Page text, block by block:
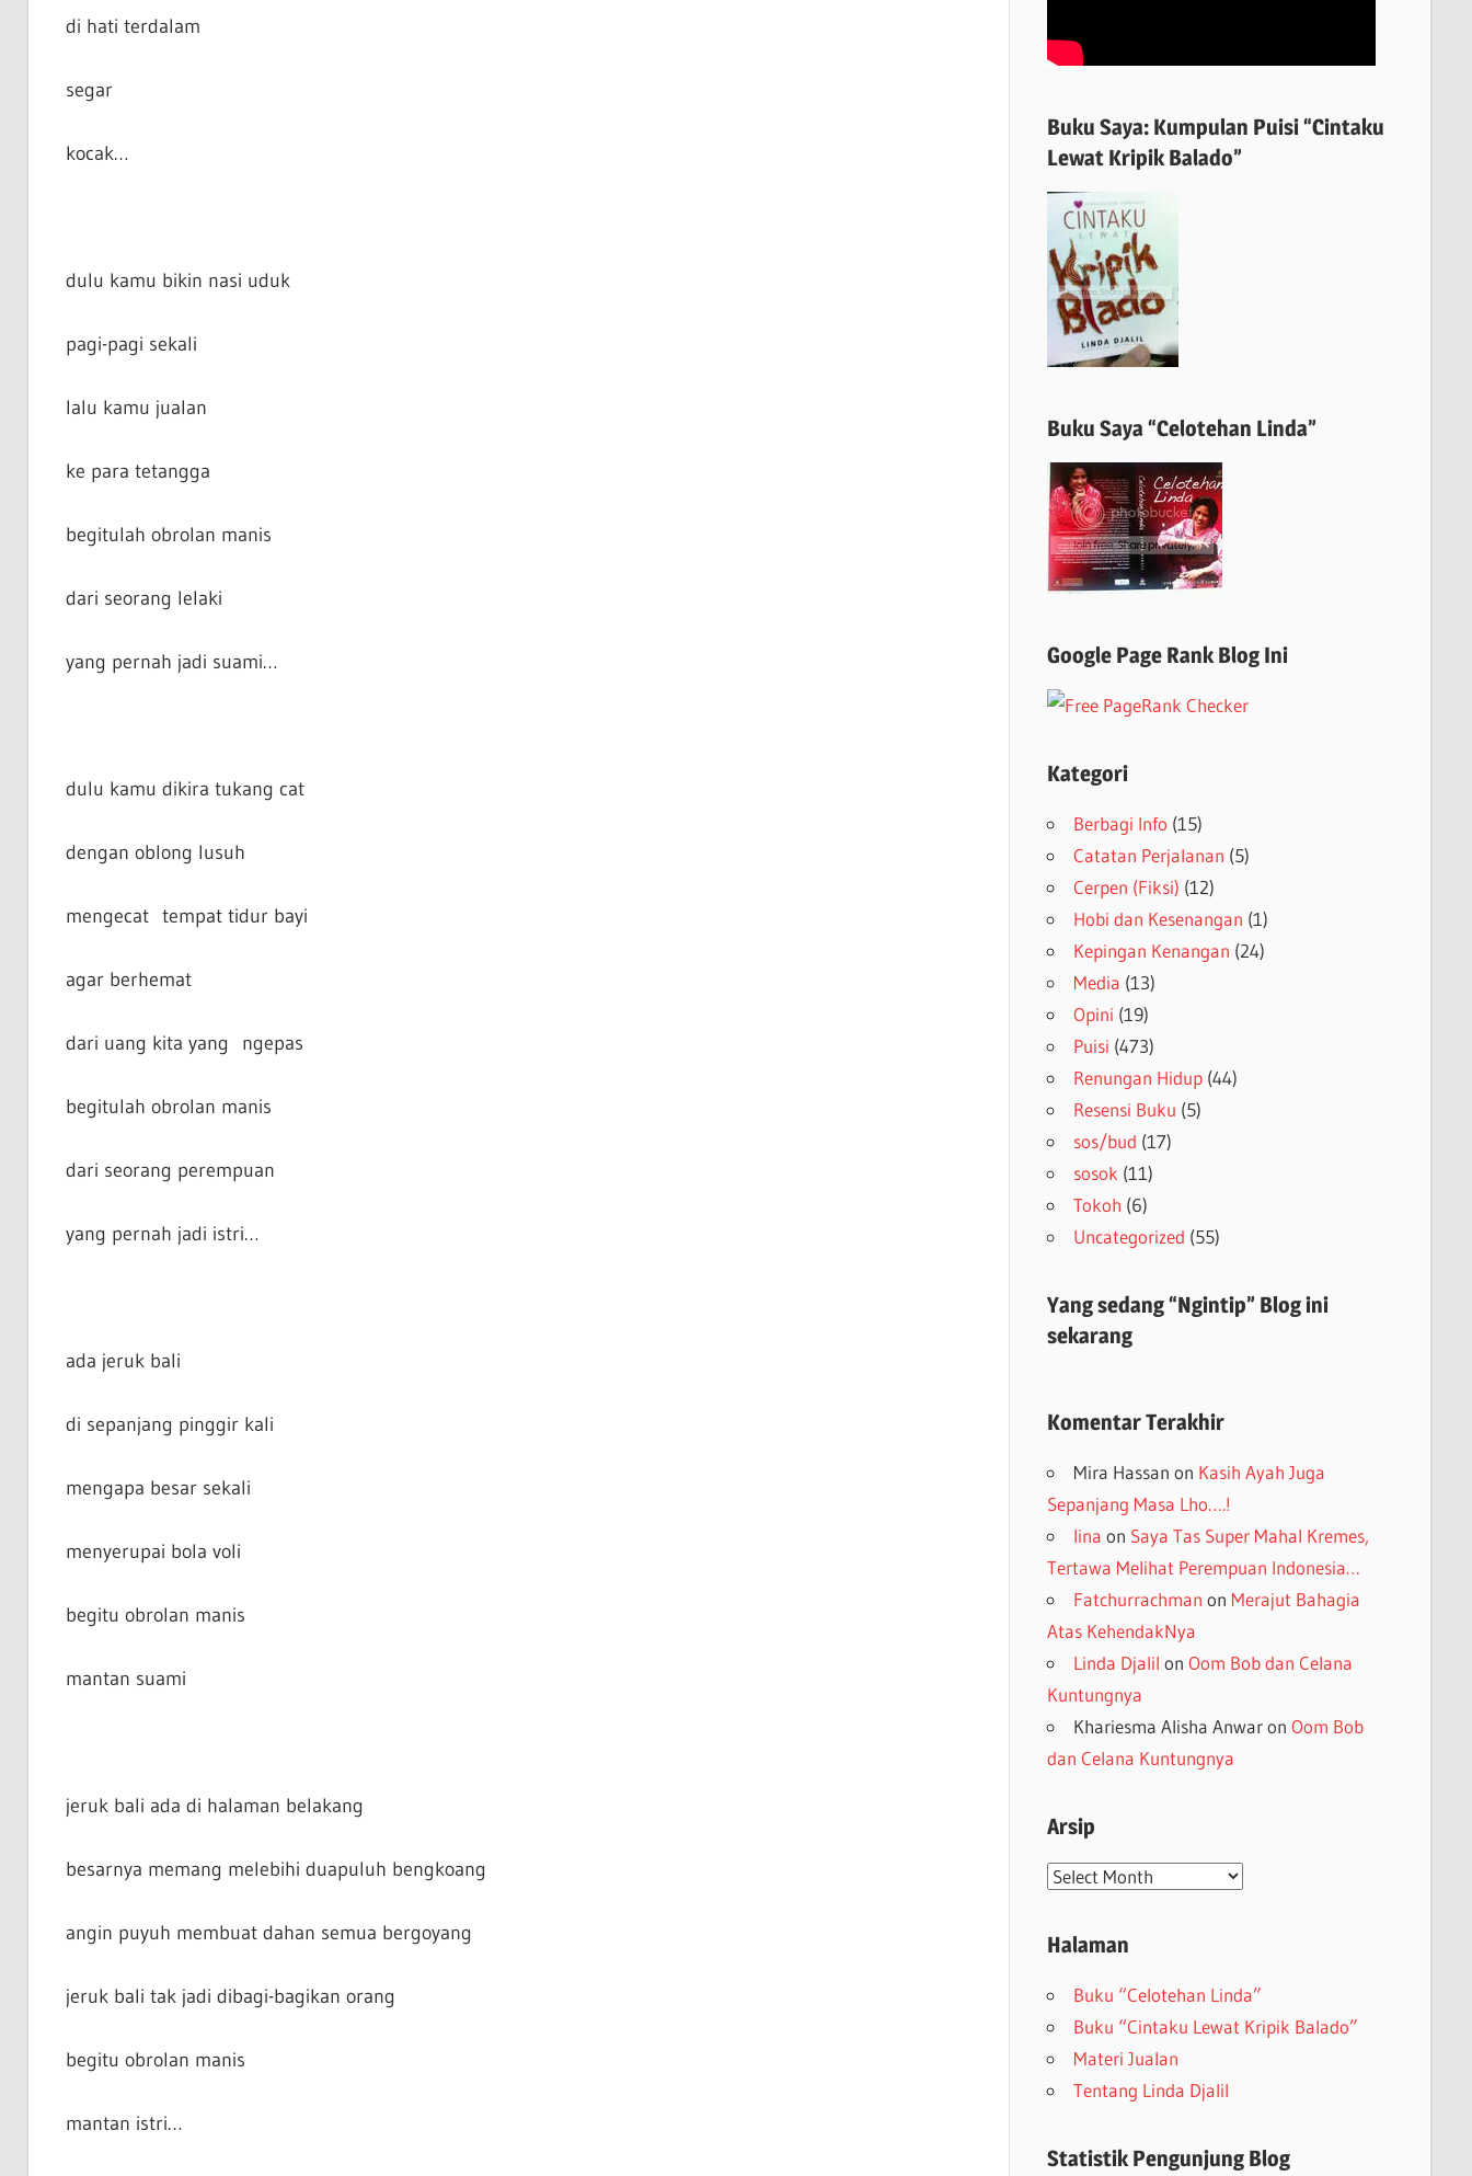
di hati terdalam
segar
kocak…
dulu kamu bikin nasi uduk
pagi-pagi sekali
lalu kamu jualan
ke para tetangga
begitulah obrolan manis
dari seorang lelaki
yang pernah jadi suami…
dulu kamu dikira tukang cat
dengan oblong lusuh
mengecat tempat tidur bayi
agar berhemat
dari uang kita yang ngepas
begitulah obrolan manis
dari seorang perempuan
yang pernah jadi istri…
ada jeruk bali
di sepanjang pinggir kali
mengapa besar sekali
menyerupai bola voli
begitu obrolan manis
mantan suami
jeruk bali ada di halaman belakang
besarnya memang melebihi duapuluh bengkoang
angin puyuh membuat dahan semua bergoyang
jeruk bali tak jadi dibagi-bagikan orang
begitu obrolan manis
mantan istri…
Buku Saya: Kumpulan Puisi “Cintaku
Lewat Kripik Balado”
Buku Saya “Celotehan Linda”
Google Page Rank Blog Ini
Kategori
Berbagi Info (15)
Catatan Perjalanan (5)
Cerpen (Fiksi) (12)
Hobi dan Kesenangan (1)
Kepingan Kenangan (24)
Media (13)
Opini (19)
Puisi (473)
Renungan Hidup(44)
Resensi Buku (5)
sos/bud (17)
sosok (11)
Tokoh (6)
Uncategorized (55)
Yang sedang “Ngintip” Blog ini
sekarang
Komentar Terakhir
Mira Hassan on Kasih Ayah Juga
Sepanjang Masa Lho….!
lina on Saya Tas Super Mahal Kremes,
Tertawa Melihat Perempuan Indonesia…
Fatchurrachman on Merajut Bahagia
Atas KehendakNya
Linda Djalil on Oom Bob dan Celana
Kuntungnya
Khariesma Alisha Anwaron Oom Bob
dan Celana Kuntungnya
Arsip
Arsip
Halaman
Buku “Celotehan Linda”
Buku “Cintaku Lewat Kripik Balado”
Materi Jualan
Tentang Linda Djalil
Statistik Pengunjung Blog